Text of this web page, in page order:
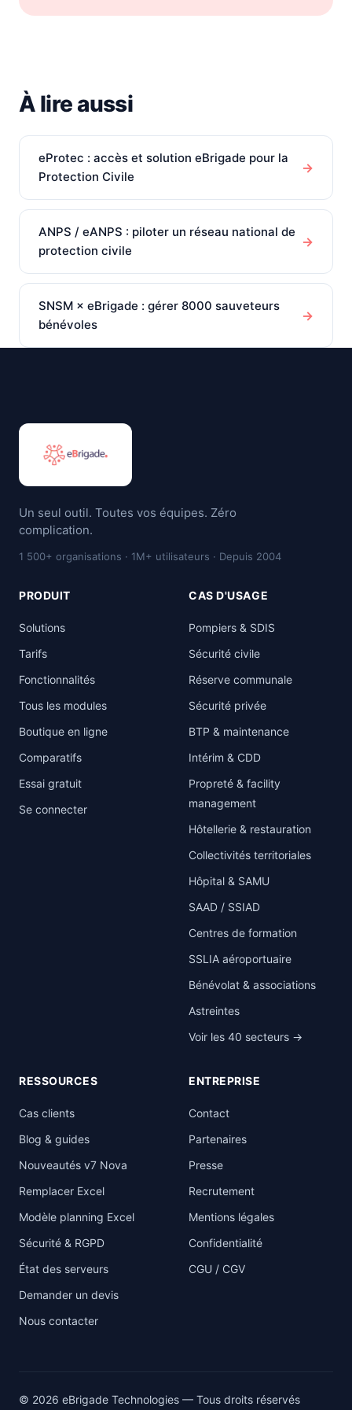
À lire aussi
eProtec : accès et solution eBrigade pour la
Protection Civile
→
ANPS / eANPS : piloter un réseau national de
protection civile
→
SNSM × eBrigade : gérer 8000 sauveteurs
bénévoles
→
Un seul outil. Toutes vos équipes. Zéro
complication.
1 500+ organisations · 1M+ utilisateurs · Depuis 2004
PRODUIT
Solutions
Tarifs
Fonctionnalités
Tous les modules
Boutique en ligne
Comparatifs
Essai gratuit
Se connecter
CAS D'USAGE
Pompiers & SDIS
Sécurité civile
Réserve communale
Sécurité privée
BTP & maintenance
Intérim & CDD
Propreté & facility
management
Hôtellerie & restauration
Collectivités territoriales
Hôpital & SAMU
SAAD / SSIAD
Centres de formation
SSLIA aéroportuaire
Bénévolat & associations
Astreintes
Voir les 40 secteurs →
RESSOURCES
Cas clients
Blog & guides
Nouveautés v7 Nova
Remplacer Excel
Modèle planning Excel
Sécurité & RGPD
État des serveurs
Demander un devis
Nous contacter
ENTREPRISE
Contact
Partenaires
Presse
Recrutement
Mentions légales
Confidentialité
CGU / CGV
© 2026 eBrigade Technologies — Tous droits réservés